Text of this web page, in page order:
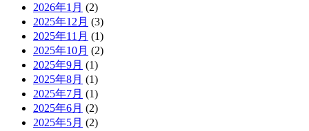
2026年1月 (2)
2025年12月 (3)
2025年11月 (1)
2025年10月 (2)
2025年9月 (1)
2025年8月 (1)
2025年7月 (1)
2025年6月 (2)
2025年5月 (2)